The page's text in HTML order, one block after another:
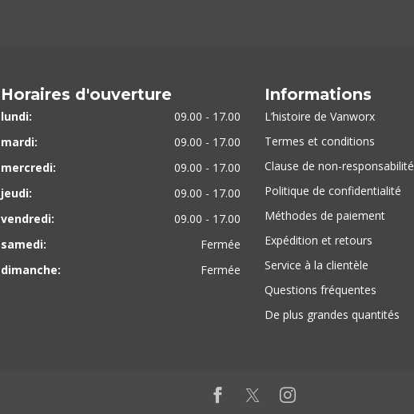
Horaires d'ouverture
lundi:
09.00 - 17.00
mardi:
09.00 - 17.00
mercredi:
09.00 - 17.00
jeudi:
09.00 - 17.00
vendredi:
09.00 - 17.00
samedi:
Fermée
dimanche:
Fermée
Informations
L’histoire de Vanworx
Termes et conditions
Clause de non-responsabilité
Politique de confidentialité
Méthodes de paiement
Expédition et retours
Service à la clientèle
Questions fréquentes
De plus grandes quantités